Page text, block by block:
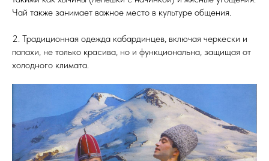
Чай также занимает важное место в культуре общения.
2. Традиционная одежда кабардинцев, включая черкески и
папахи, не только красива, но и функциональна, защищая от
холодного климата.